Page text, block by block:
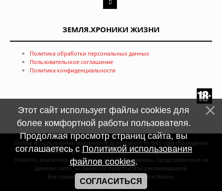
ЗЕМЛЯ.ХРОНИКИ ЖИЗНИ
Политика обработки персональных данных
Пользовательское соглашение
Политика конфиденциальности
Любое использование материалов допускается только при соблюдении
правил перепечатки и при наличиигиперссылки
Новости, аналитика, прогнозы и другие материалы, представленные на
данном сайте, не являются офертой или рекомендацией
Все права защищены © Земля. Хроники Жизни,
2011—2026
Этот сайт использует файлы cookies для
более комфортной работы пользователя.
Продолжая просмотр страниц сайта, вы
соглашаетесь сПолитикой использования
файлов cookies.
СОГЛАСИТЬСЯ